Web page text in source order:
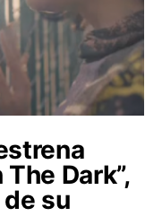
Dark”,
su